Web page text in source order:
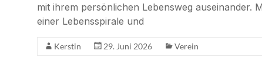
mit ihrem persönlichen Lebensweg auseinander.
einer Lebensspirale und
Kerstin 29. Juni 2026 Verein